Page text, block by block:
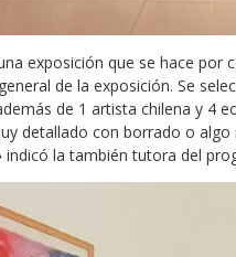
exposición que se hace
de la exposición. Se
de 1 artista chilena y 4
detallado con borrado o
la también tutora del